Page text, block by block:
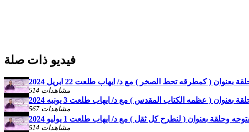
فيديو ذات صلة
بعنوان ( كمطرقه تحط الصخر ) مع د/ ايهاب طلعت 22 ابريل 2024
514 مشاهدات
بعنوان ( عظمه الكتاب المقدس ) مع د/ ايهاب طلعت 3 يونيه 2024
567 مشاهدات
وحلقة بعنوان ( لنطرح كل ثقل ) مع د/ ايهاب طلعت 1 يوليو 2024
514 مشاهدات